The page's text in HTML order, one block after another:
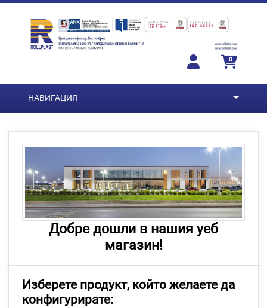
Преминете към основното съдържание
0
НАВИГАЦИЯ
Добре дошли в нашия уеб
магазин!
Изберете продукт, който желаете да
конфигурирате: